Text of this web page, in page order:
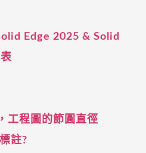
Edge 2025 & Solid
工程圖的節圓直徑
註?